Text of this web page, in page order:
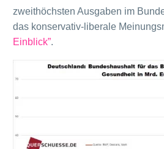
zweithöchsten Ausgaben im
das konservativ-liberale
Einblick”.